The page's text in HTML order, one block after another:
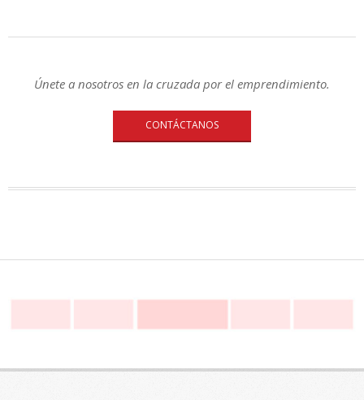
Únete a nosotros en la cruzada por el emprendimiento.
CONTÁCTANOS